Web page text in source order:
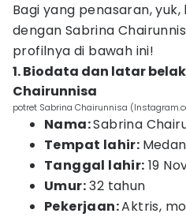
Bagi yang penasaran,
dengan Sabrina
profilnya di bawah ini!
1. Biodata dan latar
Chairunnisa
potret Sabrina Chairunnisa
Nama:Sabrina
Tempat lahir:
Tanggal lahir: 19
Umur:32 tahun
Pekerjaan:Aktris,